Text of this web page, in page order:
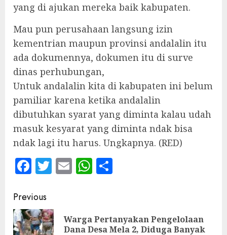
yang di ajukan mereka baik kabupaten.
Mau pun perusahaan langsung izin
kementrian maupun provinsi andalalin itu
ada dokumennya, dokumen itu di surve
dinas perhubungan,
Untuk andalalin kita di kabupaten ini belum
pamiliar karena ketika andalalin
dibutuhkan syarat yang diminta kalau udah
masuk kesyarat yang diminta ndak bisa
ndak lagi itu harus. Ungkapnya. (RED)
Facebook
Twitter
EmailWhatsApp
Continue
Reading
Previous
Warga Pertanyakan Pengelolaan
Dana Desa Mela 2, Diduga Banyak